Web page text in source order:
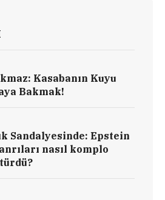
Kasabanın Kuyu
Bakmak!
Sandalyesinde: Epstein
nasıl komplo